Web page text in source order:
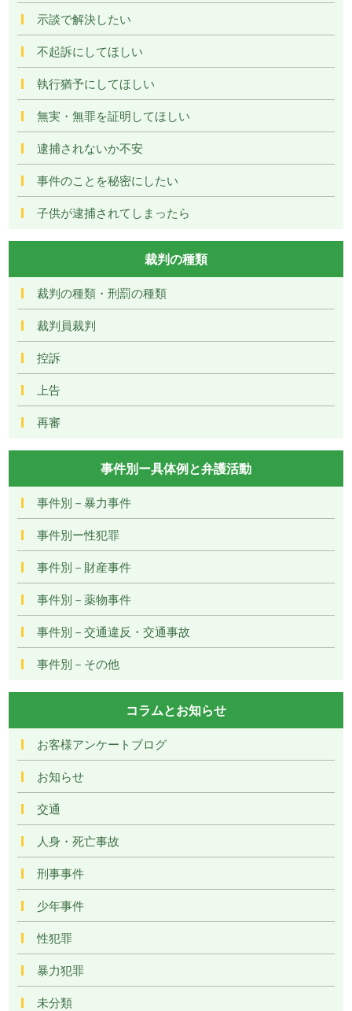
示談で解決したい
不起訴にしてほしい
執行猶予にしてほしい
無実・無罪を証明してほしい
逮捕されないか不安
事件のことを秘密にしたい
子供が逮捕されてしまったら
裁判の種類
裁判の種類・刑罰の種類
裁判員裁判
控訴
上告
再審
事件別ー具体例と弁護活動
事件別－暴力事件
事件別ー性犯罪
事件別－財産事件
事件別－薬物事件
事件別－交通違反・交通事故
事件別－その他
コラムとお知らせ
お客様アンケートブログ
お知らせ
交通
人身・死亡事故
刑事事件
少年事件
性犯罪
暴力犯罪
未分類